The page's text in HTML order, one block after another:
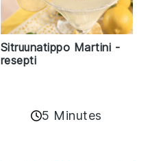
Sitruunatippo Martini -
resepti
5 Minutes